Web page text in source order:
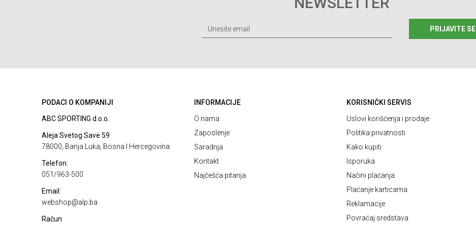
PRIJAVITE SE
PODACI O KOMPANIJI
ABC SPORTING d.o.o.
Aleja Svetog Save 59
78000, Banja Luka, Bosna I Hercegovina
Telefon:
051/963-500
Email:
webshop@alp.ba
Račun
INFORMACIJE
O nama
Zaposlenje
Saradnja
Kontakt
Najčešća pitanja
KORISNIČKI SERVIS
Uslovi korišćenja i prodaje
Politika privatnosti
Kako kupiti
Isporuka
Načini plaćanja
Plaćanje karticama
Reklamacije
Povraćaj sredstava